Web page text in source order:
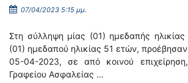
07/04/2023 5:15 μμ.
Στη σύλληψη μίας (01) ημεδαπής
(01) ημεδαπού ηλικίας 51 ετών,
05-04-2023, σε από κοινού
Γραφείου Ασφαλείας …